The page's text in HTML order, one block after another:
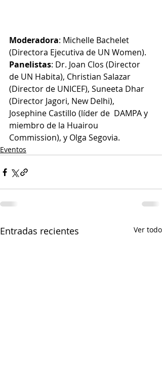
Moderadora: Michelle Bachelet
(Directora Ejecutiva de UN Women).
Panelistas: Dr. Joan Clos (Director
de UN Habita), Christian Salazar
(Director de UNICEF), Suneeta Dhar
(Director Jagori, New Delhi),
Josephine Castillo (líder de  DAMPA y
miembro de la Huairou
Commission), y Olga Segovia.
Eventos
Entradas recientes Ver todo